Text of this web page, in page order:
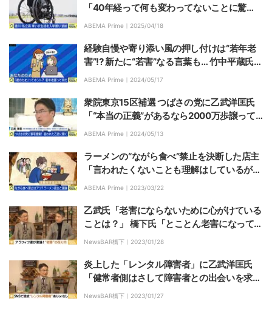
「40年経って何も変わってないことに驚
き」 学校における“合理的配慮”の線引きは？
ABEMA Prime｜ 2025/04/18
経験自慢や寄り添い風の押し付けは“若年老
害”!? 新たに“若害”なる言葉も… 竹中平蔵氏
「“老益”や“若益”もある。割り切りが必要」
ABEMA Prime｜ 2024/05/17
衆院東京15区補選 つばさの党に乙武洋匡氏
「“本当の正義”があるなら2000万歩譲って
認められるが、あれはビジネスだ。許しがた
ABEMA Prime｜ 2024/05/13
ラーメンの“ながら食べ”禁止を決断した店主
「言われたくないことも理解はしているが」
店が客を選ぶのはアリ？
ABEMA Prime｜ 2023/03/22
乙武氏「老害にならないために心がけている
ことは？」 橋下氏「とことん老害になってや
ろうと（笑）」
NewsBAR橋下｜ 2023/01/28
炎上した「レンタル障害者」に乙武洋匡氏
「健常者側はさして障害者との出会いを求め
ていない。そのギャップを埋めるためにアリ
NewsBAR橋下｜ 2023/01/27